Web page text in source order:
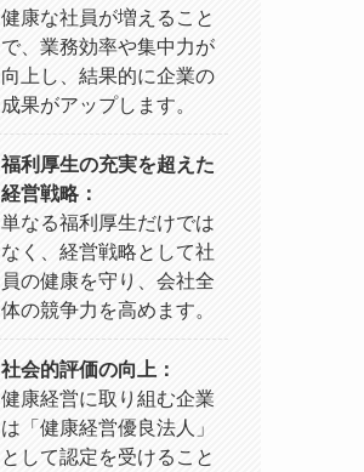
健康な社員が増えること
で、業務効率や集中力が
向上し、結果的に企業の
成果がアップします。
福利厚生の充実を超えた
経営戦略：
単なる福利厚生だけでは
なく、経営戦略として社
員の健康を守り、会社全
体の競争力を高めます。
社会的評価の向上：
健康経営に取り組む企業
は「健康経営優良法人」
として認定を受けること